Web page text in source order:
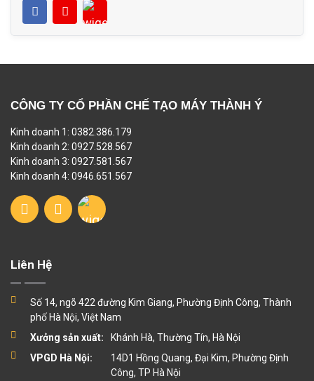
CÔNG TY CỔ PHẦN CHẾ TẠO MÁY THÀNH Ý
Kinh doanh 1: 0382.386.179
Kinh doanh 2: 0927.528.567
Kinh doanh 3: 0927.581.567
Kinh doanh 4: 0946.651.567
Liên Hệ
Số 14, ngõ 422 đường Kim Giang, Phường Định Công, Thành
phố Hà Nội, Việt Nam
Xưởng sản xuất:
Khánh Hà, Thường Tín, Hà Nội
VPGD Hà Nội:
14D1 Hồng Quang, Đại Kim, Phường Định
Công, TP Hà Nội